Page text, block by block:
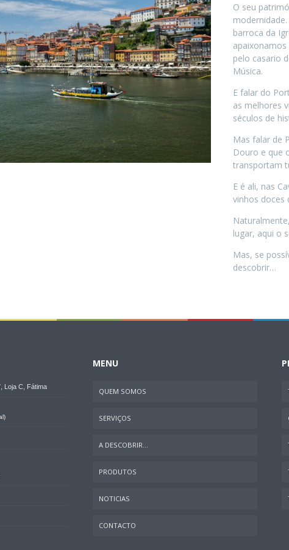
O seu
barroca da
pelo casario
Música.
E falar do
as melhores
séculos de
Mas falar de
Douro e que
transportam
E é ali, nas
vinhos doces
lugar, aqui o
Mas, se
descobrir…
Loja C, Fátima
MENU
QUEM SOMOS
SERVIÇOS
A DESCOBRIR...
PRODUTOS
NOTICIAS
CONTACTO